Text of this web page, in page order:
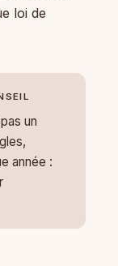
loi de
un
année :